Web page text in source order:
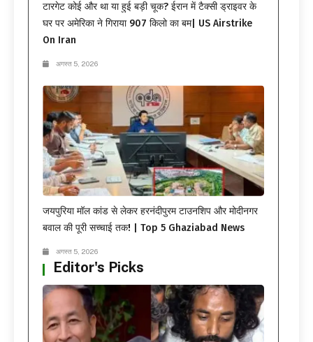
टारगेट कोई और था या हुई बड़ी चूक? ईरान में टैक्सी ड्राइवर के
घर पर अमेरिका ने गिराया 907 किलो का बम| US Airstrike
On Iran
अगस्त 5, 2026
जयपुरिया मॉल कांड से लेकर हरनंदीपुरम टाउनशिप और मोदीनगर
बवाल की पूरी सच्चाई तक! | Top 5 Ghaziabad News
अगस्त 5, 2026
Editor's Picks